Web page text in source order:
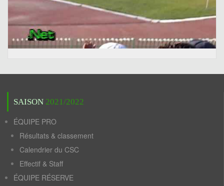
SAISON 2021/2022
ÉQUIPE PRO
Résultats & classement
Calendrier du CSC
Effectif & Staff
ÉQUIPE RÉSERVE